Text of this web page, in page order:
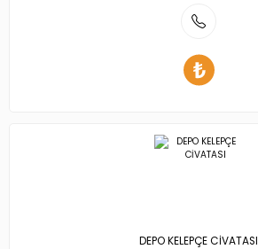
DEPO KELEPÇE CİVATASI